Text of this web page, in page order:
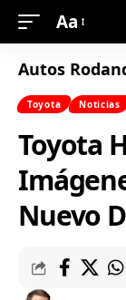
Aa
Autos
Toyota Noticias
Toyota
Nuevo